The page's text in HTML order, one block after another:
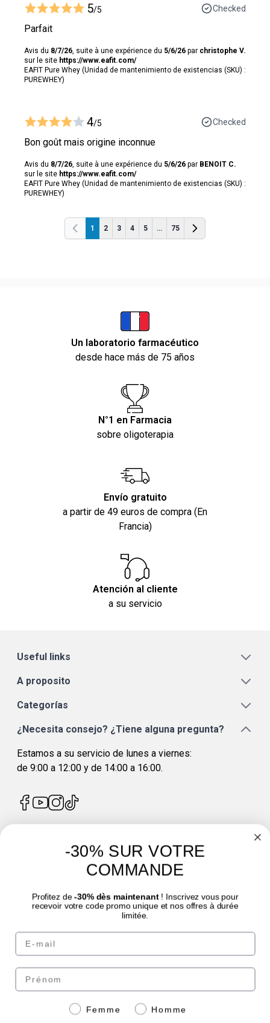
5/5 Checked
Parfait
Avis du 8/7/26 , suite à une expérience du 5/6/26 par christophe V.
sur le site https://www.eafit.com/
EAFIT Pure Whey (Unidad de mantenimiento de existencias (SKU) :
PUREWHEY)
4/5 Checked
Bon goût mais origine inconnue
Avis du 8/7/26 , suite à une expérience du 5/6/26 par BENOIT C.
sur le site https://www.eafit.com/
EAFIT Pure Whey (Unidad de mantenimiento de existencias (SKU) :
PUREWHEY)
Anterior
1 2 3 4 5 ... 75
Anterior
Un laboratorio farmacéutico
desde hace más de 75 años
N°1 en Farmacia
sobre oligoterapia
Envío gratuito
a partir de 49 euros de compra (En
Francia)
Atención al cliente
a su servicio
Useful links
A proposito
Categorías
¿Necesita consejo? ¿Tiene alguna pregunta?
Estamos a su servicio de lunes a viernes:
de 9:00 a 12:00 y de 14:00 a 16:00.
4.7/5
© Laboratoire des GRANIONS 2026 | Pago seguro | *Norma AFNOR NF EN 17444.
-30% SUR VOTRE
COMMANDE
Profitez de -30% dès maintenant! Inscrivez vous pour
recevoir votre code promo unique et nos offres à durée
limitée.
Email
Prénom
GenreFemme Homme